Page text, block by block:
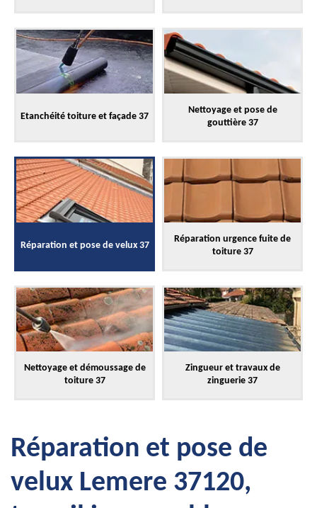
Etanchéité toiture et façade 37
Nettoyage et pose de
gouttière 37
Réparation et pose de velux 37
Réparation urgence fuite de
toiture 37
Nettoyage et démoussage de
toiture 37
Zingueur et travaux de
zinguerie 37
Réparation et pose de
velux Lemere 37120,